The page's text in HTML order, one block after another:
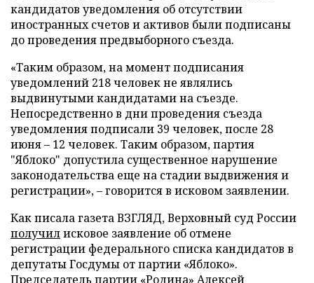
кандидатов уведомления об отсутствии
иностранных счетов и активов были подписаны
до проведения предвыборного съезда.
«Таким образом, на момент подписания
уведомлений 218 человек не являлись
выдвинутыми кандидатами на съезде.
Непосредственно в дни проведения съезда
уведомления подписали 39 человек, после 28
июня – 12 человек. Таким образом, партия
"Яблоко" допустила существенное нарушение
законодательства еще на стадии выдвижения и
регистрации», – говорится в исковом заявлении.
Как писала газета ВЗГЛЯД, Верховный суд России
получилисковое заявление об отмене
регистрации федерального списка кандидатов в
депутаты Госдумы от партии «Яблоко».
Председатель партии «Родина» Алексей